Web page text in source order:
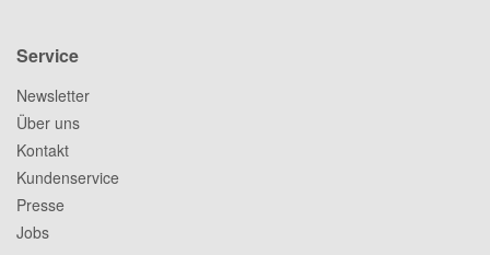
Service
Newsletter
Über uns
Kontakt
Kundenservice
Presse
Jobs